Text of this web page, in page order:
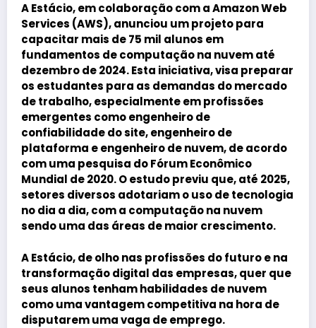
A Estácio, em colaboração com a Amazon Web
Services (AWS), anunciou um projeto para
capacitar mais de 75 mil alunos em
fundamentos de computação na nuvem até
dezembro de 2024. Esta iniciativa, visa preparar
os estudantes para as demandas do mercado
de trabalho, especialmente em profissões
emergentes como engenheiro de
confiabilidade do site, engenheiro de
plataforma e engenheiro de nuvem, de acordo
com uma pesquisa do Fórum Econômico
Mundial de 2020. O estudo previu que, até 2025,
setores diversos adotariam o uso de tecnologia
no dia a dia, com a computação na nuvem
sendo uma das áreas de maior crescimento.
A Estácio, de olho nas profissões do futuro e na
transformação digital das empresas, quer que
seus alunos tenham habilidades de nuvem
como uma vantagem competitiva na hora de
disputarem uma vaga de emprego.